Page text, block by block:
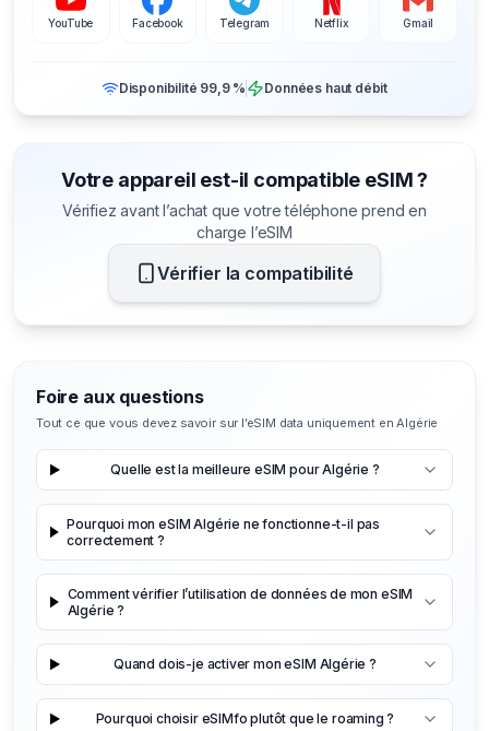
YouTube Facebook Telegram Netflix Gmail
Disponibilité 99,9 % Données haut débit
Votre appareil est-il compatible eSIM ?
Vérifiez avant l’achat que votre téléphone prend en
charge l’eSIM
Vérifier la compatibilité
Foire aux questions
Tout ce que vous devez savoir sur l’eSIM data uniquement en Algérie
Quelle est la meilleure eSIM pour Algérie ?
Pourquoi mon eSIM Algérie ne fonctionne-t-il pas
correctement ?
Comment vérifier l’utilisation de données de mon eSIM
Algérie ?
Quand dois-je activer mon eSIM Algérie ?
Pourquoi choisir eSIMfo plutôt que le roaming ?